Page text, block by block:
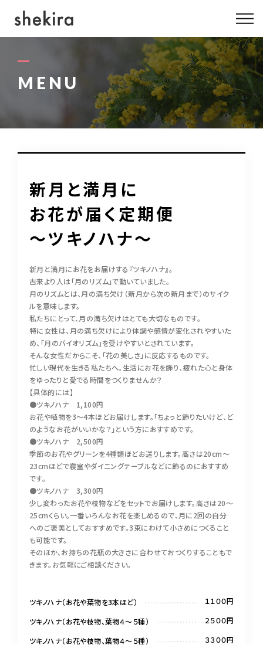
MENU
新月と満月に
お花が届く定期便
～ツキノハナ～
新月と満月にお花をお届けする『ツキノハナ』。
古来より人は「月のリズム」で動いていました。
月のリズムとは、月の満ち欠け（新月から次の新月まで）のサイク
ルを意味します。
私たちにとって、月の満ち欠けはとても大切なものです。
特に女性は、月の満ち欠けにより体調や感情が変化されやすいた
め、「月のバイオリズム」を受けやすいとされています。
そんな女性だからこそ、「花の美しさ」に反応するものです。
忙しい現代を生きる私たちへ。生活にお花を飾り、疲れた心と身体
をゆったりと愛でる時間をつくりませんか？
【具体的には】
●ツキノハナ 1,100円
お花や植物を3～4本ほどお届けします。「ちょっと飾りたいけど、ど
のようなお花がいいかな？」という方におすすめです。
●ツキノハナ 2,500円
季節のお花やグリーンを4種類ほどお送りします。高さは20cm～
23cmほどで寝室やダイニングテーブルなどに飾るのにおすすめ
です。
●ツキノハナ 3,300円
少し変わったお花や枝物などをセットでお届けします。高さは20～
25cmくらい。一番いろんなお花を楽しめるので、月に2回の自分
へのご褒美としておすすめです。3束にわけて小さめにつくること
も可能です。
そのほか、お持ちの花瓶の大きさに合わせておつくりすることもで
きます。お気軽にご相談ください。
ツキノハナ（お花や葉物を3本ほど） １１００円
ツキノハナ（お花や枝物、葉物４〜５種） ２５００円
ツキノハナ（お花や枝物、葉物４〜５種） ３３００円
ABOUT US
MENU
GALLERY
INFO
※アトリエオープン日はBLOGでお知らせします
お問い合わせはこちら